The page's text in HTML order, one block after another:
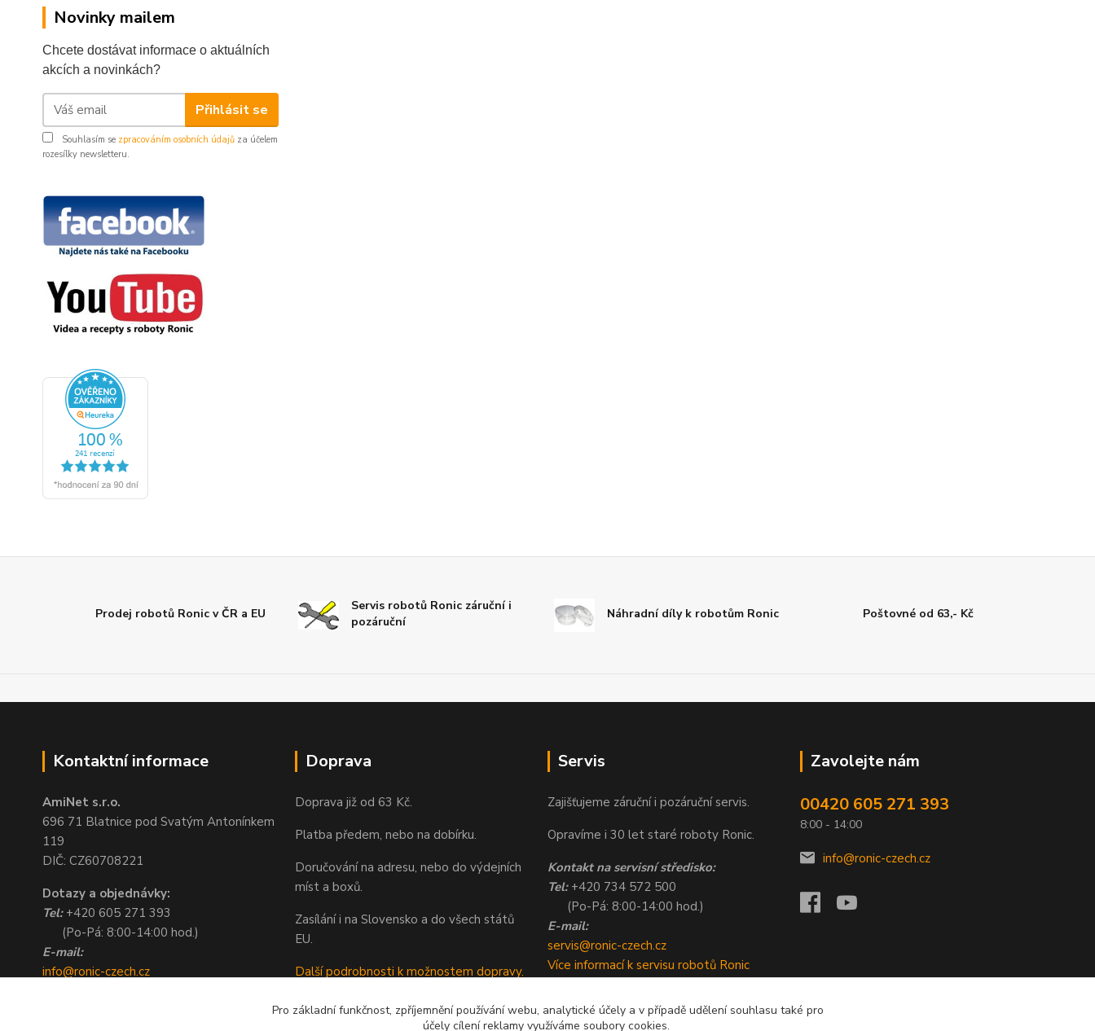
Novinky mailem
Chcete dostávat informace o aktuálních
akcích a novinkách?
Přihlásit se
Souhlasím se zpracováním osobních údajů za účelem
rozesílky newsletteru.
Prodej robotů Ronic v ČR a EU
Servis robotů Ronic záruční i
pozáruční
Náhradní díly k robotům Ronic Poštovné od 63,- Kč
Kontaktní informace
AmiNet s.r.o.
696 71 Blatnice pod Svatým Antonínkem
119
DIČ: CZ60708221
Dotazy a objednávky:
Tel:+420 605 271 393
(Po-Pá: 8:00-14:00 hod.)
E-mail:
info@ronic-czech.cz
Doprava
Doprava již od 63 Kč.
Platba předem, nebo na dobírku.
Doručování na adresu, nebo do výdejních
míst a boxů.
Zasílání i na Slovensko a do všech států
EU.
Další podrobnosti k možnostem dopravy.
Servis
Zajišťujeme záruční i pozáruční servis.
Opravíme i 30 let staré roboty Ronic.
Kontakt na servisní středisko:
Tel:+420 734 572 500
(Po-Pá: 8:00-14:00 hod.)
E-mail:
servis@ronic-czech.cz
Více informací k servisu robotů Ronic
Zavolejte nám
00420 605 271 393
8:00 - 14:00
info@ronic-czech.cz
Pro základní funkčnost, zpříjemnění používání webu, analytické účely a v případě udělení souhlasu také pro
účely cílení reklamy využíváme soubory cookies.